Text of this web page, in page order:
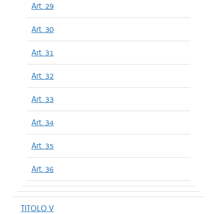
Art. 29
Art. 30
Art. 31
Art. 32
Art. 33
Art. 34
Art. 35
Art. 36
TITOLO V